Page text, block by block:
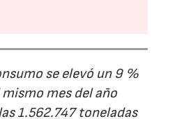
se elevó un 9 %
mes del año
1.562.747 toneladas